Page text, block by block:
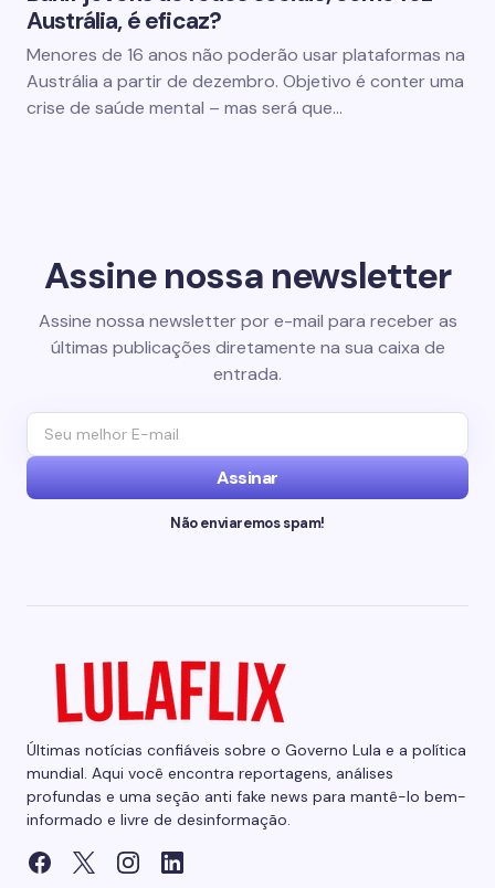
Austrália, é eficaz?
Menores de 16 anos não poderão usar plataformas na
Austrália a partir de dezembro. Objetivo é conter uma
crise de saúde mental – mas será que…
Assine nossa newsletter
Assine nossa newsletter por e-mail para receber as
últimas publicações diretamente na sua caixa de
entrada.
Assinar
Não enviaremos spam!
Últimas notícias confiáveis sobre o Governo Lula e a política
mundial. Aqui você encontra reportagens, análises
profundas e uma seção anti fake news para mantê-lo bem-
informado e livre de desinformação.